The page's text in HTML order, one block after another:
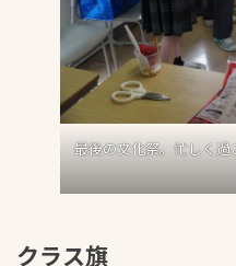
最後の文化祭。忙しく
クラス旗